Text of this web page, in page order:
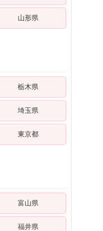
山形県
栃木県
埼玉県
東京都
富山県
福井県